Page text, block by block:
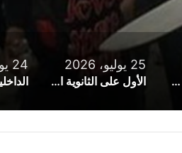
الأول على الثانوية الأزهرية من ذوى الهمم: تلقيت اتصالا من شيخ الأزهر
24 يوليو، 2026